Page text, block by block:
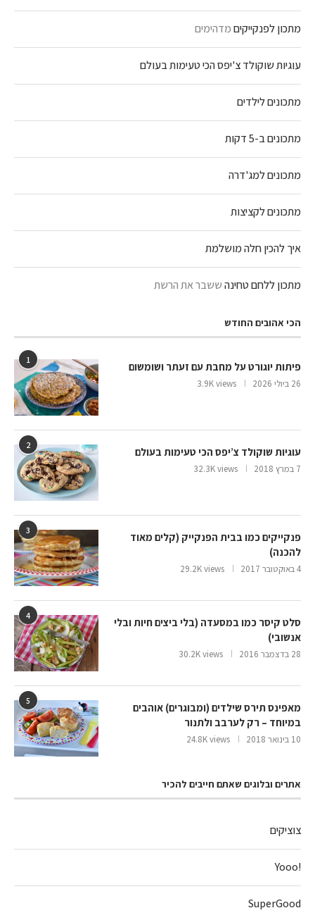
מתכון לפנקייקיםמדהימים
עוגיות שוקולד צ'יפס הכי טעימות בעולם
מתכונים לילדים
מתכונים ב-5 דקות
מתכונים למג'דרה
מתכונים לקציצות
איך להכין חלה מושלמת
מתכון ללחם טחינהששבר את הרשת
הכי אהובים החודש
1
פיתות יוגורט על מחבת עם זעתר ושומשום
26 ביולי 2026 3.9K views
2
עוגיות שוקולד צ’יפס הכי טעימות בעולם
7 במרץ 2018 32.3K views
3
פנקייקים כמו בבית הפנקייק (קלים מאוד
להכנה)
4 באוקטובר 2017 29.2K views
4
סלט קיסר כמו במסעדה (בלי ביצים חיות ובלי
אנשובי)
28 בדצמבר 2016 30.2K views
5
מאפינס תירס שילדים (ומבוגרים) אוהבים
במיוחד – רק לערבב ולתנור
10 בינואר 2018 24.8K views
אתרים ובלוגים שאתם חייבים להכיר
צוציקים
!Yooo
SuperGood